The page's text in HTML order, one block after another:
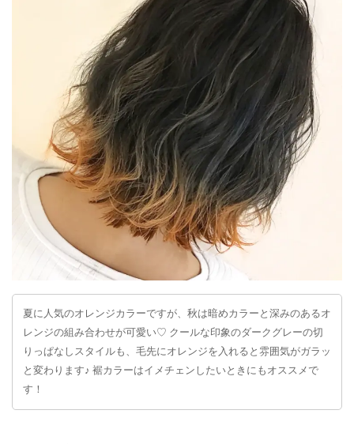
夏に人気のオレンジカラーですが、秋は暗めカラーと深みのあるオ
レンジの組み合わせが可愛い♡ クールな印象のダークグレーの切
りっぱなしスタイルも、毛先にオレンジを入れると雰囲気がガラッ
と変わります♪ 裾カラーはイメチェンしたいときにもオススメで
す！